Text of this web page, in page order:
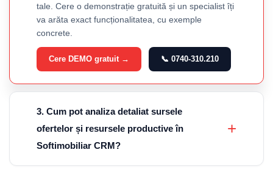
tale. Cere o demonstrație gratuită și un specialist îți
va arăta exact funcționalitatea, cu exemple
concrete.
Cere DEMO gratuit → 📞 0740-310.210
3. Cum pot analiza detaliat sursele
ofertelor și resursele productive în
Softimobiliar CRM?